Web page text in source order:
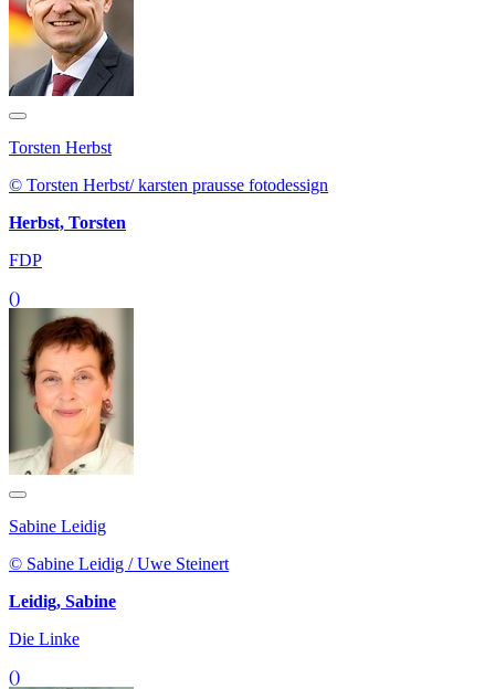
Torsten Herbst
© Torsten Herbst/ karsten prausse fotodessign
Herbst, Torsten
FDP
()
Sabine Leidig
© Sabine Leidig / Uwe Steinert
Leidig, Sabine
Die Linke
()